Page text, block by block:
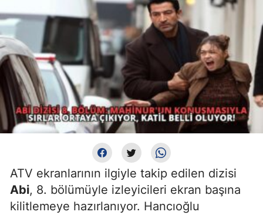
ATV ekranlarının ilgiyle takip edilen dizisi
Abi, 8. bölümüyle izleyicileri ekran başına
kilitlemeye hazırlanıyor. Hancıoğlu